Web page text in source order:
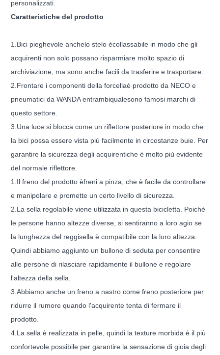
personalizzati.
Caratteristiche del prodotto
1. Bici pieghevole anchelo stelo ècollassabile in modo che gli
acquirenti non solo possano risparmiare molto spazio di
archiviazione, ma sono anche facili da trasferire e trasportare.
2. Frontare i componenti della forcellaè prodotto da NECO e
pneumatici da WANDA entrambiqualesono famosi marchi di
questo settore.
3. Una luce si blocca come un riflettore posteriore in modo che
la bici possa essere vista più facilmente in circostanze buie. Per
garantire la sicurezza degli acquirentiche è molto più evidente
del normale riflettore.
1. Il freno del prodotto èfreni a pinza , che è facile da controllare
e manipolare e promette un certo livello di sicurezza.
2. La sella regolabile viene utilizzata in questa bicicletta. Poiché
le persone hanno altezze diverse, si sentiranno a loro agio se
la lunghezza del reggisella è compatibile con la loro altezza.
Quindi abbiamo aggiunto un bullone di seduta per consentire
alle persone di rilasciare rapidamente il bullone e regolare
l'altezza della sella.
3.Abbiamo anche un freno a nastro come freno posteriore per
ridurre il rumore quando l'acquirente tenta di fermare il
prodotto.
4. La sella è realizzata in pelle, quindi la texture morbida è il più
confortevole possibile per garantire la sensazione di gioia degli